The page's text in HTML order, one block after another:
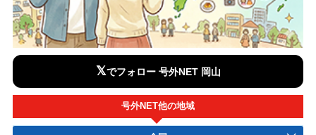
𝕏でフォロー 号外NET 岡山
号外NET他の地域